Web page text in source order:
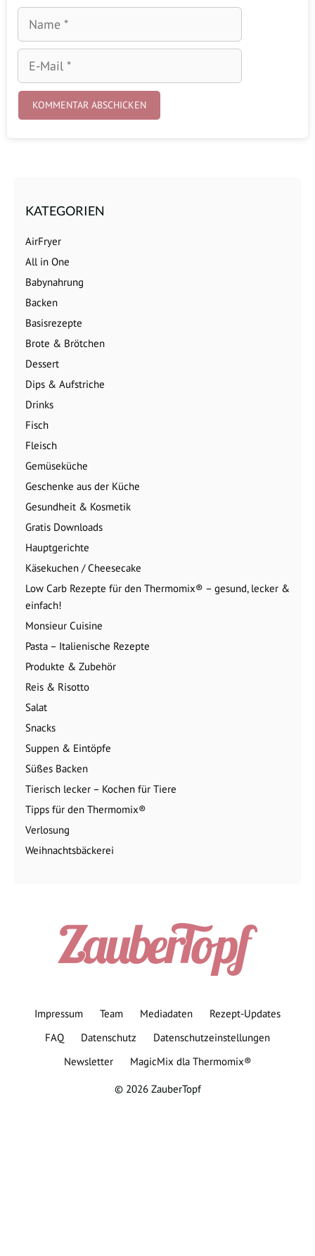
Name
Mail
KATEGORIEN
AirFryer
All in One
Babynahrung
Backen
Basisrezepte
Brote & Brötchen
Dessert
Dips & Aufstriche
Drinks
Fisch
Fleisch
Gemüseküche
Geschenke aus der Küche
Gesundheit & Kosmetik
Gratis Downloads
Hauptgerichte
Käsekuchen / Cheesecake
Low Carb Rezepte für den Thermomix® – gesund, lecker &
einfach!
Monsieur Cuisine
Pasta – Italienische Rezepte
Produkte & Zubehör
Reis & Risotto
Salat
Snacks
Suppen & Eintöpfe
Süßes Backen
Tierisch lecker – Kochen für Tiere
Tipps für den Thermomix®
Verlosung
Weihnachtsbäckerei
Impressum Team Mediadaten
Rezept-Updates
FAQ
Datenschutz
Datenschutzeinstellungen
Newsletter
MagicMix dla Thermomix®
© 2026 ZauberTopf